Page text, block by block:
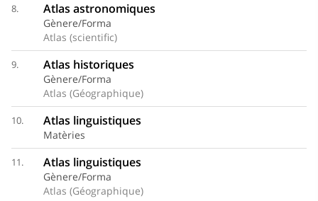
8. Atlas astronomiques
Gènere/Forma
Atlas (scientific)
9. Atlas historiques
Gènere/Forma
Atlas (Géographique)
10. Atlas linguistiques
Matèries
11. Atlas linguistiques
Gènere/Forma
Atlas (Géographique)